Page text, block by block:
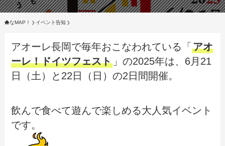
なMAP！ イベント告知
アオーレ長岡で毎年おこなわれている「アオ
ーレ！ドイツフェスト 」の2025年は、6月21
日（土）と22日（日）の2日間開催。
飲んで食べて遊んで楽しめる大人気イベント
です。